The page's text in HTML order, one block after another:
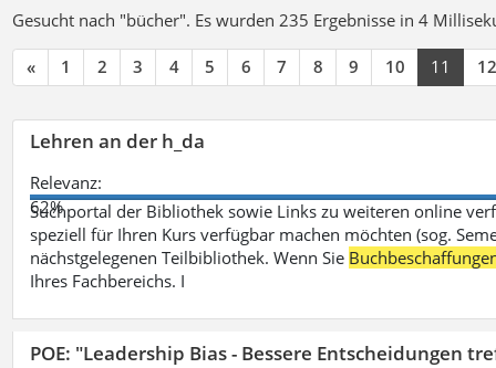
Gesucht nach "bücher". Es wurden 235 Ergebnisse in 4
« 1 2 3 4 5 6 7 8 9 10 11 12
Lehren an der h_da
Relevanz:
62%
Suchportal der Bibliothek sowie Links zu weiteren online
speziell für Ihren Kurs verfügbar machen möchten (sog.
nächstgelegenen Teilbibliothek. Wenn Sie
Ihres Fachbereichs. I
POE: "Leadership Bias - Bessere Entscheidungen